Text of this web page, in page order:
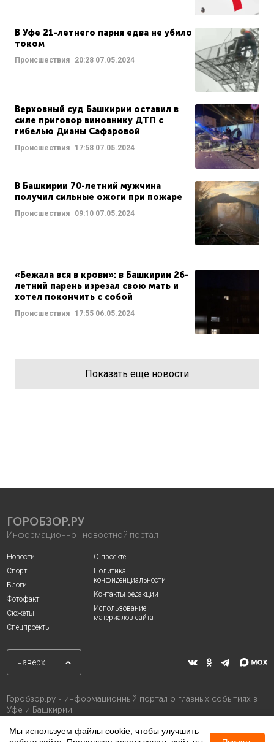
В Уфе 21-летнего парня едва не убило
током
Происшествия 20:28 07.05.2024
Верховный суд Башкирии оставил в
силе приговор виновнику ДТП с
гибелью Дианы Сафаровой
Происшествия 17:58 07.05.2024
В Башкирии 70-летний мужчина
получил сильные ожоги при пожаре
Происшествия 09:10 07.05.2024
«Бежала вся в крови»: в Башкирии 26-
летний парень изрезал свою мать и
хотел покончить с собой
Происшествия 17:55 06.05.2024
Показать еще новости
ГОРОБЗОР.РУ
Информационно - новостной портал
Новости
Спорт
Блоги
Фотофакт
Сюжеты
Спецпроекты
О проекте
Политика
конфиденциальности
Контакты редакции
Использование
материалов сайта
наверх
Горобзор.ру - информационный портал о главных событиях в
Уфе и Башкирии
Мы используем файлы cookie, чтобы улучшить